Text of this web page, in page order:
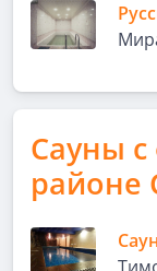
Сауны
районе